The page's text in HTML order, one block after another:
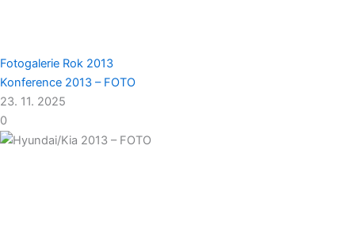
Fotogalerie Rok 2013
Konference 2013 – FOTO
23. 11. 2025
0